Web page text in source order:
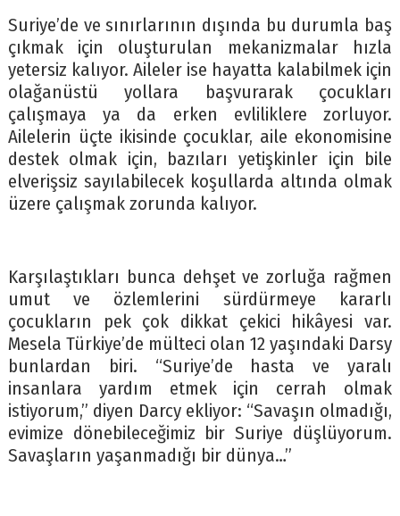
Suriye’de ve sınırlarının dışında bu durumla baş
çıkmak için oluşturulan mekanizmalar hızla
yetersiz kalıyor. Aileler ise hayatta kalabilmek için
olağanüstü yollara başvurarak çocukları
çalışmaya ya da erken evliliklere zorluyor.
Ailelerin üçte ikisinde çocuklar, aile ekonomisine
destek olmak için, bazıları yetişkinler için bile
elverişsiz sayılabilecek koşullarda altında olmak
üzere çalışmak zorunda kalıyor.
Karşılaştıkları bunca dehşet ve zorluğa rağmen
umut ve özlemlerini sürdürmeye kararlı
çocukların pek çok dikkat çekici hikâyesi var.
Mesela Türkiye’de mülteci olan 12 yaşındaki Darsy
bunlardan biri. “Suriye’de hasta ve yaralı
insanlara yardım etmek için cerrah olmak
istiyorum,” diyen Darcy ekliyor: “Savaşın olmadığı,
evimize dönebileceğimiz bir Suriye düşlüyorum.
Savaşların yaşanmadığı bir dünya…”